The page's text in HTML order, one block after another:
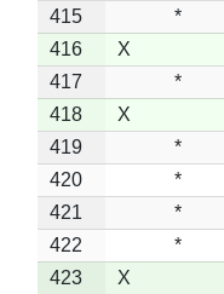
415
*
416
X
417
*
418
X
419
*
420
*
421
*
422
*
423
X